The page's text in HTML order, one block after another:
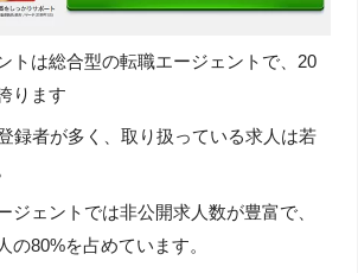
トは総合型の転職エージェントで、20
ります
録者が多く、取り扱っている求人は若
ジェントでは非公開求人数が豊富で、
の80%を占めています。